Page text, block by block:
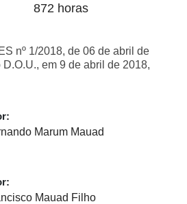
872 horas
nº 1/2018, de 06 de abril de
em 9 de abril de 2018,
Marum Mauad
Mauad Filho